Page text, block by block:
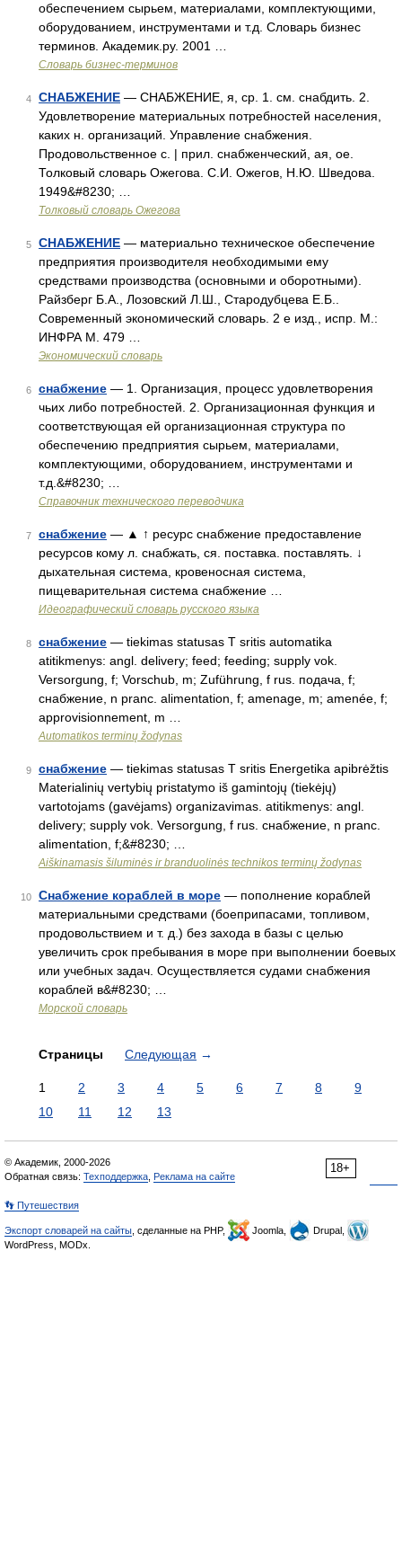
обеспечением сырьем, материалами, комплектующими,
оборудованием, инструментами и т.д. Словарь бизнес
терминов. Академик.ру. 2001 …
Словарь бизнес-терминов
4 СНАБЖЕНИЕ — СНАБЖЕНИЕ, я, ср. 1. см. снабдить. 2.
Удовлетворение материальных потребностей населения,
каких н. организаций. Управление снабжения.
Продовольственное с. | прил. снабженческий, ая, ое.
Толковый словарь Ожегова. С.И. Ожегов, Н.Ю. Шведова.
1949&#8230; …
Толковый словарь Ожегова
5 СНАБЖЕНИЕ — материально техническое обеспечение
предприятия производителя необходимыми ему
средствами производства (основными и оборотными).
Райзберг Б.А., Лозовский Л.Ш., Стародубцева Е.Б..
Современный экономический словарь. 2 е изд., испр. М.:
ИНФРА М. 479 …
Экономический словарь
6 снабжение — 1. Организация, процесс удовлетворения
чьих либо потребностей. 2. Организационная функция и
соответствующая ей организационная структура по
обеспечению предприятия сырьем, материалами,
комплектующими, оборудованием, инструментами и
т.д.&#8230; …
Справочник технического переводчика
7 снабжение — ▲ ↑ ресурс снабжение предоставление
ресурсов кому л. снабжать, ся. поставка. поставлять. ↓
дыхательная система, кровеносная система,
пищеварительная система снабжение …
Идеографический словарь русского языка
8 снабжение — tiekimas statusas T sritis automatika
atitikmenys: angl. delivery; feed; feeding; supply vok.
Versorgung, f; Vorschub, m; Zuführung, f rus. подача, f;
снабжение, n pranc. alimentation, f; amenage, m; amenée, f;
approvisionnement, m …
Automatikos terminų žodynas
9 снабжение — tiekimas statusas T sritis Energetika apibrėžtis
Materialinių vertybių pristatymo iš gamintojų (tiekėjų)
vartotojams (gavėjams) organizavimas. atitikmenys: angl.
delivery; supply vok. Versorgung, f rus. снабжение, n pranc.
alimentation, f;&#8230; …
Aiškinamasis šiluminės ir branduolinės technikos terminų žodynas
10 Снабжение кораблей в море — пополнение кораблей
материальными средствами (боеприпасами, топливом,
продовольствием и т. д.) без захода в базы с целью
увеличить срок пребывания в море при выполнении боевых
или учебных задач. Осуществляется судами снабжения
кораблей в&#8230; …
Морской словарь
Страницы Следующая →
1 2 3 4 5 6 7 8
9
10
11 12 13
18+
© Академик, 2000-2026
Обратная связь: Техподдержка Реклама на сайте
👣 Путешествия
Экспорт словарей на сайты , сделанные на PHP, Joomla,
Drupal,
WordPress, MODx.